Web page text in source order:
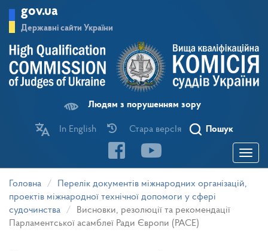
основного
матеріалу
gov.ua
Державні сайти України
Людям з порушенням зору
In English Стара версІя Пошук
Toggle
Головна
Перелік документів міжнародних організацій,
проектів міжнародної технічної допомоги у сфері
судочинства
Висновки, резолюції та рекомендації
Парламентської асамблеї Ради Європи (PACE)